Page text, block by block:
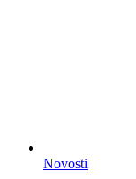
Novosti